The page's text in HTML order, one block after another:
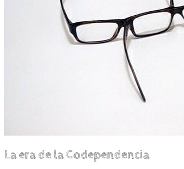
La era de la Codependencia